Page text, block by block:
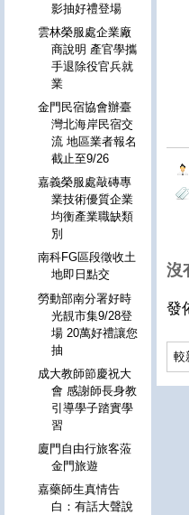
沒
發
較
影抽好禮登場
雲林榮服處企業廠
商說明 產官學攜
手退除役官兵就
業
金門民宿協會辦臺
灣北海岸民宿交
流 地區業者報名
截止至9/26
嘉義榮服處敲磚專
業技術優質企業
均衡產業職缺類
別
南科FG區段徵收土
地即日點交
勞動部南分署好時
光靚市集9/28登
場 20萬好禮讓您
抽
成大教師節慶祝大
會 感謝師長身教
引導學子踏實學
習
廈門自由行旅客蒞
金門旅遊
嘉藥師生真情告
白：有話大聲說